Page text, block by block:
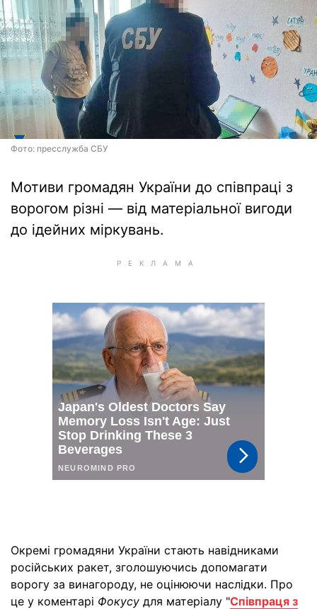
Фото: пресслужба СБУ
Мотиви громадян України до співпраці з
ворогом різні — від матеріальної вигоди
до ідейних міркувань.
Окремі громадяни України стають навідниками
російських ракет, зголошуючись допомагати
ворогу за винагороду, не оцінюючи наслідки. Про
це у коментарі Фокусу для матеріалу "Співпраця з